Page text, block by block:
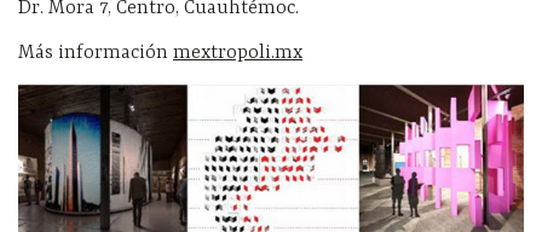
Dr. Mora 7, Centro, Cuauhtémoc.
Más información mextropoli.mx